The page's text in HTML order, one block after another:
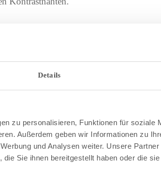
Details
zu personalisieren, Funktionen für soziale
Außerdem geben wir Informationen zu
und Analysen weiter. Unsere
Sie ihnen bereitgestellt haben oder die
GOOD-NEWS-